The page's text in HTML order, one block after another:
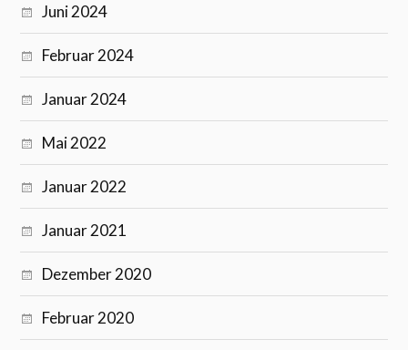
Juni 2024
Februar 2024
Januar 2024
Mai 2022
Januar 2022
Januar 2021
Dezember 2020
Februar 2020